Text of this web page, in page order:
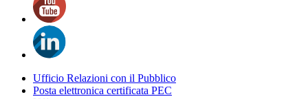
Ufficio Relazioni con il Pubblico
Posta elettronica certificata PEC